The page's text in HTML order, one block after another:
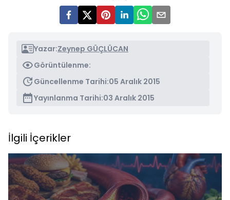
Yazar:Zeynep GÜÇLÜCAN
Görüntülenme:
Güncellenme Tarihi:05 Aralık 2015
Yayınlanma Tarihi:03 Aralık 2015
İlgili İçerikler